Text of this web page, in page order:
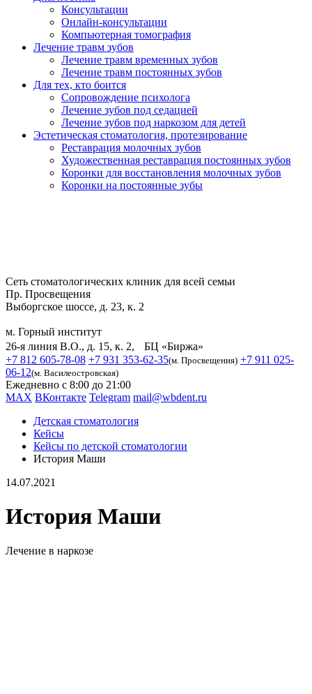
Консультации
Онлайн-консультации
Компьютерная томография
Лечение травм зубов
Лечение травм временных зубов
Лечение травм постоянных зубов
Для тех, кто боится
Сопровождение психолога
Лечение зубов под седацией
Лечение зубов под наркозом для детей
Эстетическая стоматология, протезирование
Реставрация молочных зубов
Художественная реставрация постоянных зубов
Коронки для восстановления молочных зубов
Коронки на постоянные зубы
Сеть стоматологических клиник для всей семьи
Пр. Просвещения
Выборгское шоссе, д. 23, к. 2
м. Горный институт
26-я линия В.О., д. 15, к. 2, БЦ «Биржа»
+7 812 605-78-08 +7 931 353-62-35(м. Просвещения) +7 911 025-
06-12(м. Василеостровская)
Ежедневно с 8:00 до 21:00
MAX ВКонтакте Telegram mail@wbdent.ru
Детская стоматология
Кейсы
Кейсы по детской стоматологии
История Маши
14.07.2021
История Маши
Лечение в наркозе